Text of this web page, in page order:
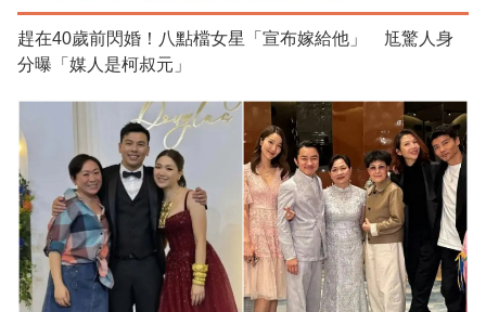
趕在40歲前閃婚！八點檔女星「宣布嫁給他」 尪驚人身
分曝「媒人是柯叔元」